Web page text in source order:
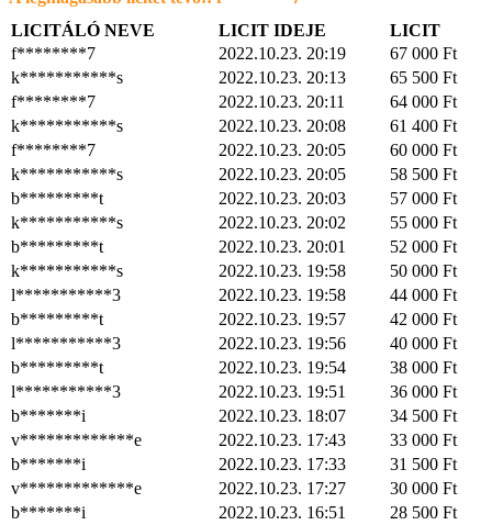
LICITÁLÓ NEVE
LICIT IDEJE
LICIT
f********7
2022.10.23. 20:19 67 000 Ft
k***********s
2022.10.23. 20:13 65 500 Ft
f********7
2022.10.23. 20:11 64 000 Ft
k***********s
2022.10.23. 20:08 61 400 Ft
f********7
2022.10.23. 20:05 60 000 Ft
k***********s
2022.10.23. 20:05 58 500 Ft
b*********t
2022.10.23. 20:03 57 000 Ft
k***********s
2022.10.23. 20:02 55 000 Ft
b*********t
2022.10.23. 20:01 52 000 Ft
k***********s
2022.10.23. 19:58 50 000 Ft
l***********3
2022.10.23. 19:58 44 000 Ft
b*********t
2022.10.23. 19:57 42 000 Ft
l***********3
2022.10.23. 19:56 40 000 Ft
b*********t
2022.10.23. 19:54 38 000 Ft
l***********3
2022.10.23. 19:51 36 000 Ft
b*******i
2022.10.23. 18:07 34 500 Ft
v*************e
2022.10.23. 17:43 33 000 Ft
b*******i
2022.10.23. 17:33 31 500 Ft
v*************e
2022.10.23. 17:27 30 000 Ft
b*******i
2022.10.23. 16:51 28 500 Ft